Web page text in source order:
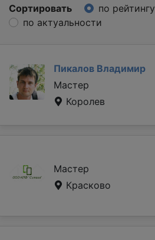
Сортировать по рейтингу
по актуальности
Пикалов Владимир
Мастер
Королев
Мастер
Красково